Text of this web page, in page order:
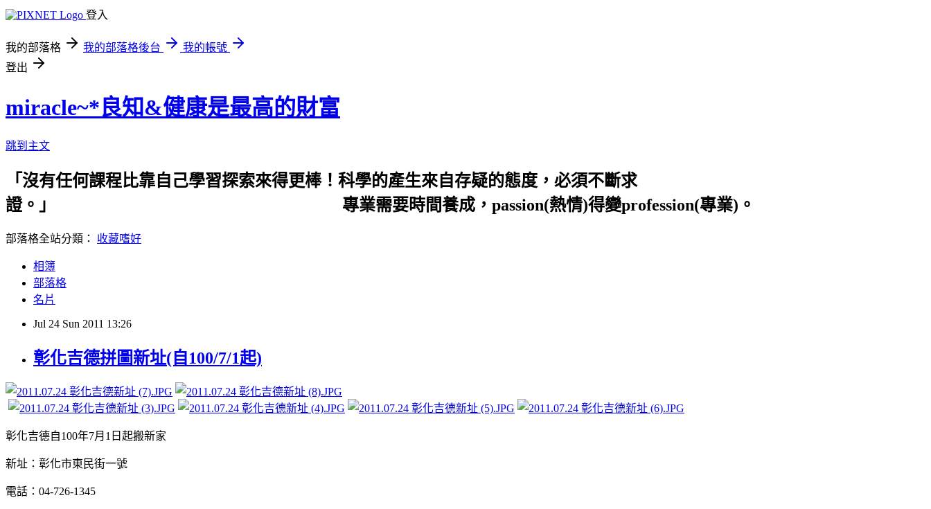
登入
我的部落格 我的部落格後台
我的帳號
登出
miracle~*良知&健康是最高的財富
跳到主文
「沒有任何課程比靠自己學習探索來得更棒！科學的產生來自存疑的態度，必須不斷求
證。」 專業需要時間養成，passion(熱情)得變profession(專業)。
部落格全站分類： 收藏嗜好
相簿
部落格
名片
Jul 24 Sun 2011 13:26
彰化吉德拼圖新址(自100/7/1起)
彰化吉德自100年7月1日起搬新家
新址：彰化市東民街一號
電話：04-726-1345